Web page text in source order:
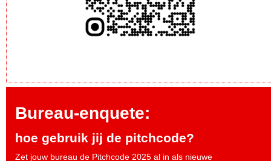
Bureau-enquete:
hoe gebruik jij de pitchcode?
Zet jouw bureau de Pitchcode 2025 al in als nieuwe